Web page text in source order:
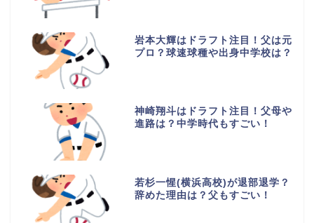
岩本大輝はドラフト注目！父は元
プロ？球速球種や出身中学校は？
神崎翔斗はドラフト注目！父母や
進路は？中学時代もすごい！
若杉一惺(横浜高校)が退部退学？
辞めた理由は？父もすごい！